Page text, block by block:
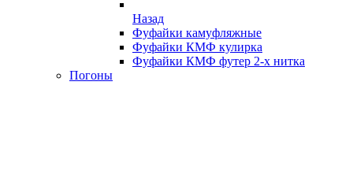
Назад
Фуфайки камуфляжные
Фуфайки КМФ кулирка
Фуфайки КМФ футер 2-х нитка
Погоны